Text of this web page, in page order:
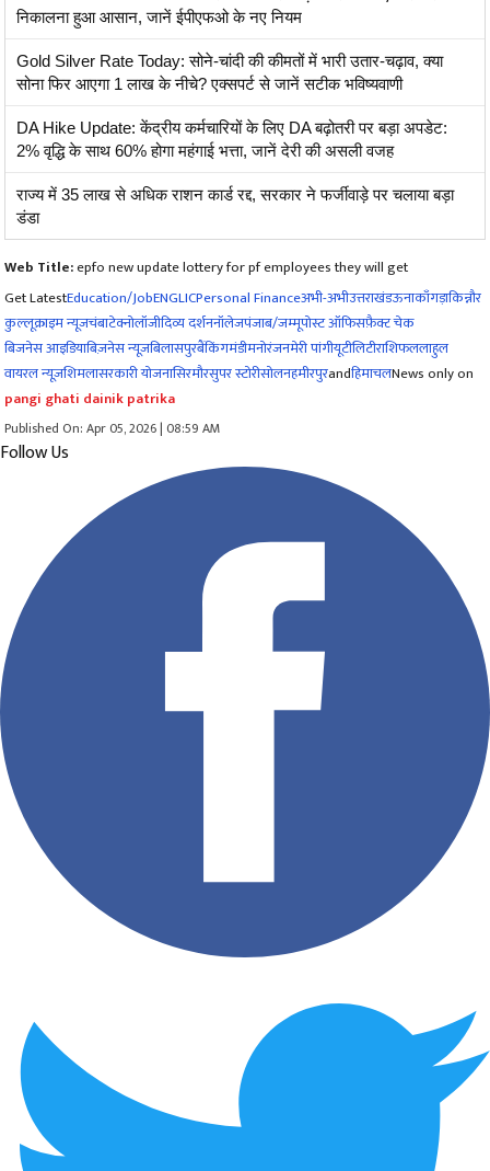
निकालना हुआ आसान, जानें ईपीएफओ के नए नियम
Gold Silver Rate Today: सोने-चांदी की कीमतों में भारी उतार-चढ़ाव, क्या
सोना फिर आएगा 1 लाख के नीचे? एक्सपर्ट से जानें सटीक भविष्यवाणी
DA Hike Update: केंद्रीय कर्मचारियों के लिए DA बढ़ोतरी पर बड़ा अपडेट:
2% वृद्धि के साथ 60% होगा महंगाई भत्ता, जानें देरी की असली वजह
राज्य में 35 लाख से अधिक राशन कार्ड रद्द, सरकार ने फर्जीवाड़े पर चलाया बड़ा
डंडा
Web Title:epfo new update lottery for pf employees they will get
Get LatestEducation/JobENGLICPersonal Financeअभी-अभीउत्तराखंडऊनाकाँगड़ाकिन्नौर
कुल्लूक्राइम न्यूजचंबाटेक्नोलॉजीदिव्य दर्शननॉलेजपंजाब/जम्मूपोस्ट ऑफिसफ़ैक्ट चेक
बिजनेस आइडियाबिज़नेस न्यूज़बिलासपुरबैंकिंगमंडीमनोरंजनमेरी पांगीयूटीलिटीराशिफललाहुल
वायरल न्यूज़शिमलासरकारी योजनासिरमौरसुपर स्टोरीसोलनहमीरपुरandहिमाचलNews only on
pangi ghati dainik patrika
Published On: Apr 05, 2026 | 08:59 AM
Follow Us